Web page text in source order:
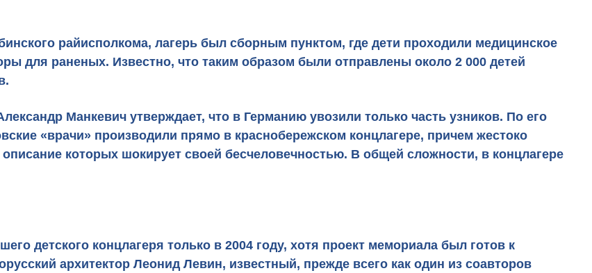
райисполкома, лагерь был сборным пунктом, где дети проходили медицинское
для раненых. Известно, что таким образом были отправлены около 2 000 детей
Манкевич утверждает, что в Германию увозили только часть узников. По его
«врачи» производили прямо в краснобережском концлагере, причем жестоко
которых шокирует своей бесчеловечностью. В общей сложности, в концлагере
детского концлагеря только в 2004 году, хотя проект мемориала был готов к
архитектор Леонид Левин, известный, прежде всего как один из соавторов